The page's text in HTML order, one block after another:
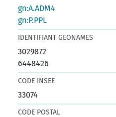
gn:A.ADM4
gn:P.PPL
IDENTIFIANT GEONAMES
3029872
6448426
CODE INSEE
33074
CODE POSTAL